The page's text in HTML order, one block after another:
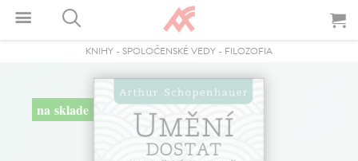
KNIHY - SPOLOČENSKÉ VEDY - FILOZOFIA
na sklade